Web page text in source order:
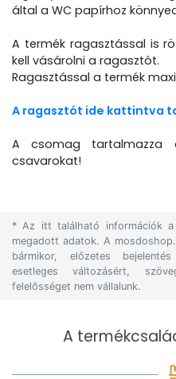
által a WC papírhoz
A termék ragasztással is
kell vásárolni a ragasztót.
Ragasztással a termék
A ragasztót ide kattintva
A csomag tartalmazza
csavarokat!
* Az itt található információk
megadott adatok. A
bármikor, előzetes
esetleges változásért,
felelősséget nem vállalunk.
A